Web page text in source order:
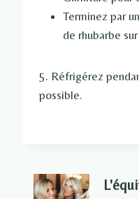
Terminez par
de rhubarbe
5. Réfrigérez
possible.